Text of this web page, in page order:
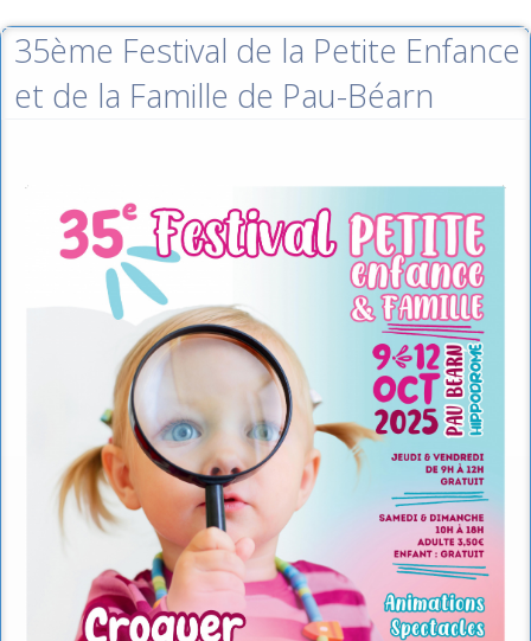
35ème Festival de la Petite Enfance
et de la Famille de Pau-Béarn